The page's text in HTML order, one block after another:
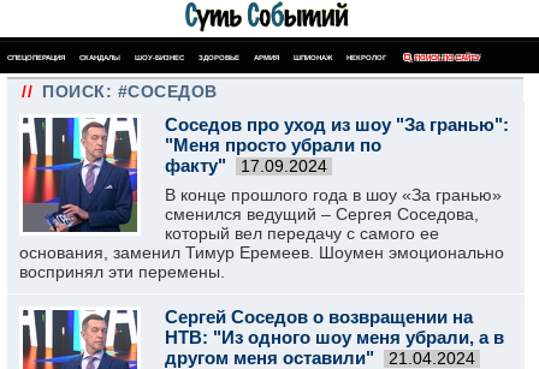
СПЕЦОПЕРАЦИЯ СКАНДАЛЫ ШОУ-БИЗНЕС ЗДОРОВЬЕ АРМИЯ ШПИОНАЖ НЕКРОЛОГ ПОИСК ПО САЙТУ
// ПОИСК: #СОСЕДОВ
Соседов про уход из шоу "За гранью":
"Меня просто убрали по
факту"
17.09.2024
В конце прошлого года в шоу «За гранью»
сменился ведущий – Сергея Соседова,
который вел передачу с самого ее
основания, заменил Тимур Еремеев. Шоумен эмоционально
воспринял эти перемены.
Сергей Соседов о возвращении на
НТВ: "Из одного шоу меня убрали, а в
другом меня оставили"
21.04.2024